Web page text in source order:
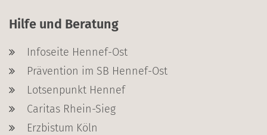
Hilfe und Beratung
Infoseite Hennef-Ost
Prävention im SB Hennef-Ost
Lotsenpunkt Hennef
Caritas Rhein-Sieg
Erzbistum Köln